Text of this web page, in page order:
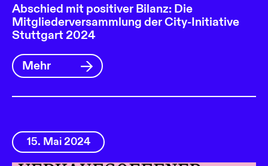
Abschied mit positiver Bilanz: Die
Mitgliederversammlung der City-Initiative
Stuttgart 2024
Mehr
15. Mai 2024